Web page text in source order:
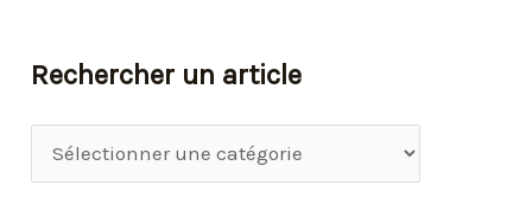
Rechercher un article
e